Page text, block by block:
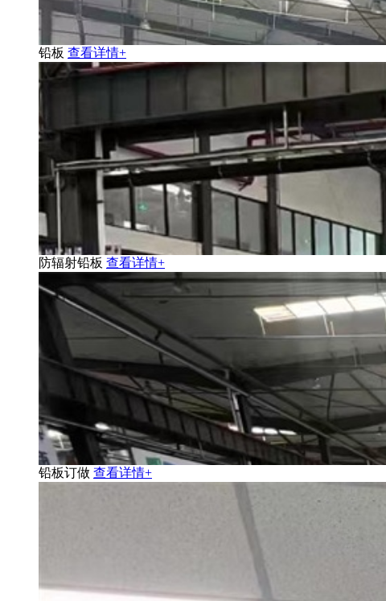
铅板 查看详情+
防辐射铅板 查看详情+
铅板订做 查看详情+